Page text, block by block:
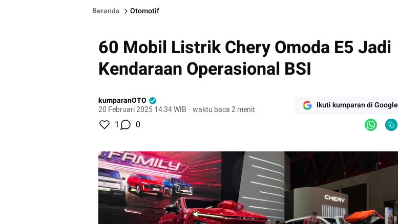
Beranda Otomotif
60 Mobil Listrik Chery Omoda E5 Jadi
Kendaraan Operasional BSI
kumparanOTO
20 Februari 2025 14:34 WIB · waktu baca 2 menit Ikuti kumparan di Google
1 0